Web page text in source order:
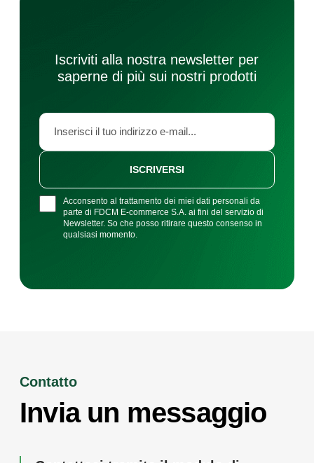
Iscriviti alla nostra newsletter per
saperne di più sui nostri prodotti
Acconsento al trattamento dei miei dati personali da
parte di FDCM E-commerce S.A. ai fini del servizio di
Newsletter. So che posso ritirare questo consenso in
qualsiasi momento.
ISCRIVERSI
Contatto
Invia un messaggio